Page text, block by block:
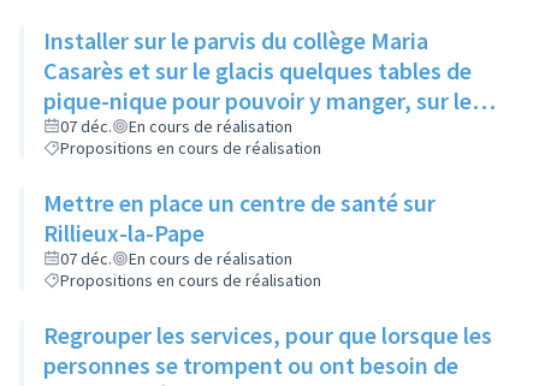
Installer sur le parvis du collège Maria
Casarès et sur le glacis quelques tables de
pique-nique pour pouvoir y manger, sur le
temps du midi
07 déc.
En cours de réalisation
Propositions en cours de réalisation
Mettre en place un centre de santé sur
Rillieux-la-Pape
07 déc.
En cours de réalisation
Propositions en cours de réalisation
Regrouper les services, pour que lorsque les
personnes se trompent ou ont besoin de